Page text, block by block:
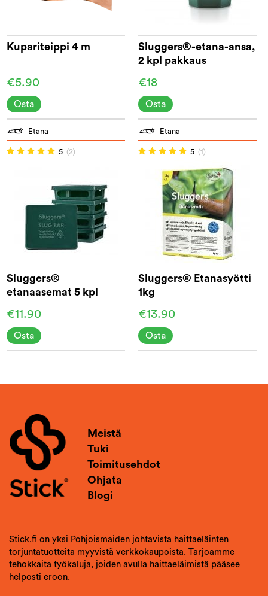
Kupariteippi 4 m
€5.90
Osta
Sluggers®-etana-ansa,
2 kpl pakkaus
€18
Osta
Etana
5 (2)
Sluggers®
etanaasemat 5 kpl
€11.90
Osta
Etana
5 (1)
Sluggers® Etanasyötti
1kg
€13.90
Osta
Meistä
Tuki
Toimitusehdot
Ohjata
Blogi
Stick.fi on yksi Pohjoismaiden johtavista haittaeläinten
torjuntatuotteita myyvistä verkkokaupoista. Tarjoamme
tehokkaita työkaluja, joiden avulla haittaeläimistä pääsee
helposti eroon.